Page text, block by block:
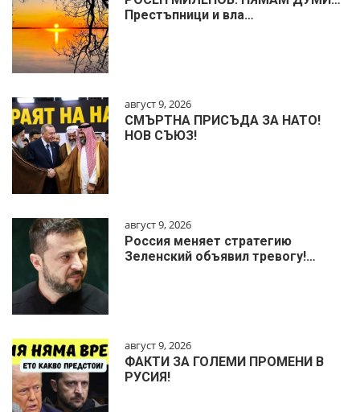
Престъпници и вла…
август 9, 2026
СМЪРТНА ПРИСЪДА ЗА НАТО!
НОВ СЪЮЗ!
август 9, 2026
Россия меняет стратегию
Зеленский объявил тревогу!…
август 9, 2026
ФАКТИ ЗА ГОЛЕМИ ПРОМЕНИ В
РУСИЯ!